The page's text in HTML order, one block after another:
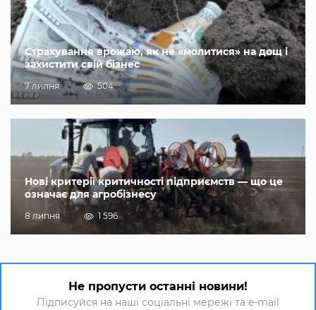
Страхування врожаю, як не «молитися» на дощ і
захистити свій бізнес
7 липня 504
Нові критерії критичності підприємств — що це
означає для агробізнесу
8 липня 1 596
Не пропусти останні новини!
Підписуйся на наші соціальні мережі та e-mail